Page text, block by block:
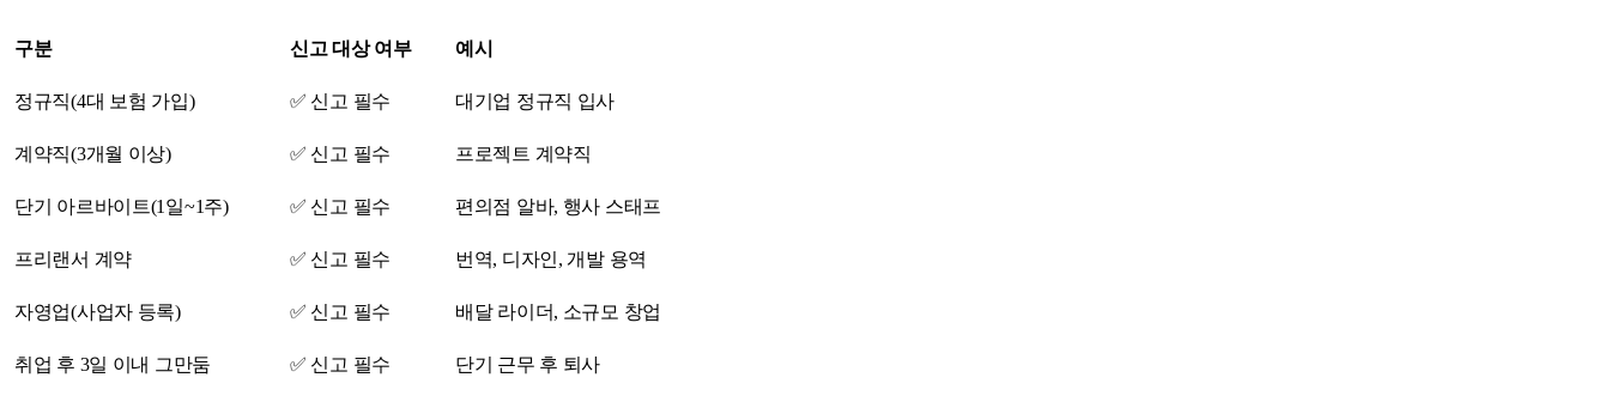
구분 신고 대상 여부 예시
정규직(4대 보험 가입) ✅ 신고 필수 대기업 정규직 입사
계약직(3개월 이상) ✅ 신고 필수 프로젝트 계약직
단기 아르바이트(1일~1주) ✅ 신고 필수 편의점 알바, 행사 스태프
프리랜서 계약 ✅ 신고 필수 번역, 디자인, 개발 용역
자영업(사업자 등록) ✅ 신고 필수 배달 라이더, 소규모 창업
취업 후 3일 이내 그만둠 ✅ 신고 필수 단기 근무 후 퇴사